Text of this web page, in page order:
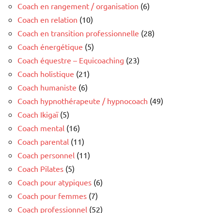
Coach en rangement / organisation (6)
Coach en relation (10)
Coach en transition professionnelle (28)
Coach énergétique (5)
Coach équestre – Equicoaching (23)
Coach holistique (21)
Coach humaniste (6)
Coach hypnothérapeute / hypnocoach (49)
Coach Ikigaï(5)
Coach mental (16)
Coach parental (11)
Coach personnel (11)
Coach Pilates (5)
Coach pour atypiques (6)
Coach pour femmes (7)
Coach professionnel (52)